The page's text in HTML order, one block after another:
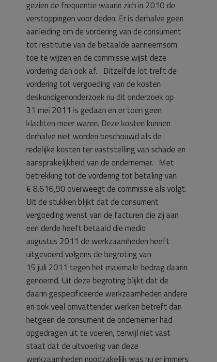
gezien de frequentie waarin zich in 2010 de
verstoppingen voor deden. Er is derhalve geen
aanleiding om de vordering van de consument
tot restitutie van de betaalde aanneemsom
toe te wijzen en de commissie wijst deze
vordering dan ook af. Ditzelfde lot treft de
vordering tot vergoeding van de kosten
deskundigenonderzoek nu dit onderzoek op
31 mei 2011 is gedaan en er toen geen
klachten meer waren. Deze kosten kunnen
derhalve niet worden beschouwd als de
redelijke kosten ter vaststelling van schade en
aansprakelijkheid van de ondernemer. Met
betrekking tot de vordering tot betaling van
€ 8.616,90 overweegt de commissie als volgt.
Uit de stukken blijkt dat de consument
vergoeding wenst van de facturen die zij aan
een derde heeft betaald die medio
augustus 2011 de werkzaamheden heeft
uitgevoerd volgens de begroting van
15 juli 2011 tegen het maximale bedrag daarin
genoemd. Uit deze begroting blijkt dat de
daarin gespecificeerde werkzaamheden andere
en ook veel omvattender werken betreft dan
hetgeen de consument de ondernemer had
opgedragen uit te voeren, terwijl niet vast
staat dat de uitvoering van deze
werkzaamheden noodzakelijk was nu er immers